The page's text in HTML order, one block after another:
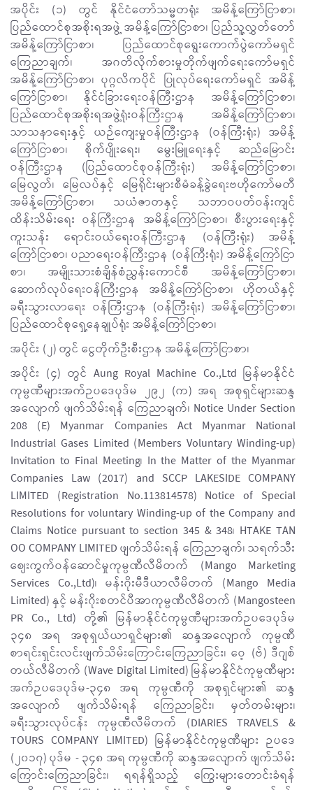
အပိုင်း (၁) တွင် နိုင်ငံတော်သမ္မတရုံး အမိန့်ကြော်ငြာစာ၊
ပြည်ထောင်စုအစိုးရအဖွဲ့ အမိန့်ကြော်ငြာစာ၊ ပြည်သူ့လွှတ်တော်
အမိန့်ကြော်ငြာစာ၊ ပြည်ထောင်စုရွေးကောက်ပွဲကော်မရှင်
ကြေညာချက်၊ အဂတိလိုက်စားမှုတိုက်ဖျက်ရေးကော်မရှင်
အမိန့်ကြော်ငြာစာ၊ ပုဂ္ဂလိကပိုင် ပြုလုပ်ရေးကော်မရှင် အမိန့်
ကြော်ငြာစာ၊ နိုင်ငံခြားရေးဝန်ကြီးဌာန အမိန့်ကြော်ငြာစာ၊
ပြည်ထောင်စုအစိုးရအဖွဲ့ရုံးဝန်ကြီးဌာန အမိန့်ကြော်ငြာစာ၊
သာသနာရေးနှင့် ယဉ်ကျေးမှုဝန်ကြီးဌာန (ဝန်ကြီးရုံး) အမိန့်
ကြော်ငြာစာ၊ စိုက်ပျိုးရေး၊ မွေးမြူရေးနှင့် ဆည်မြောင်း
ဝန်ကြီးဌာန (ပြည်ထောင်စုဝန်ကြီးရုံး) အမိန့်ကြော်ငြာစာ၊
မြေလွတ်၊ မြေလပ်နှင့် မြေရိုင်းများစီမံခန့်ခွဲရေးဗဟိုကော်မတီ
အမိန့်ကြော်ငြာစာ၊ သယံဇာတနှင့် သဘာဝပတ်ဝန်းကျင်
ထိန်းသိမ်းရေး ဝန်ကြီးဌာန အမိန့်ကြော်ငြာစာ၊ စီးပွားရေးနှင့်
ကူးသန်း ရောင်းဝယ်ရေးဝန်ကြီးဌာန (ဝန်ကြီးရုံး) အမိန့်
ကြော်ငြာစာ၊ ပညာရေးဝန်ကြီးဌာန (ဝန်ကြီးရုံး) အမိန့်ကြော်ငြာ
စာ၊ အမျိုးသားစံချိန်စံညွှန်းကောင်စီ အမိန့်ကြော်ငြာစာ၊
ဆောက်လုပ်ရေးဝန်ကြီးဌာန အမိန့်ကြော်ငြာစာ၊ ဟိုတယ်နှင့်
ခရီးသွားလာရေး ဝန်ကြီးဌာန (ဝန်ကြီးရုံး) အမိန့်ကြော်ငြာစာ၊
ပြည်ထောင်စုရှေ့နေချုပ်ရုံး အမိန့်ကြော်ငြာစာ၊
အပိုင်း (၂) တွင် ငွေတိုက်ဦးစီးဌာန အမိန့်ကြော်ငြာစာ၊
အပိုင်း (၄) တွင် Aung Royal Machine Co.,Ltd မြန်မာနိုင်ငံ
ကုမ္ပဏီများအက်ဉပဒေပုဒ်မ ၂၉၂ (က) အရ အစုရှင်များဆန္ဒ
အလျောက် ဖျက်သိမ်းရန် ကြေညာချက်၊ Notice Under Section
208 (E) Myanmar Companies Act Myanmar National
Industrial Gases Limited (Members Voluntary Winding-up)
Invitation to Final Meeting၊ In the Matter of the Myanmar
Companies Law (2017) and SCCP LAKESIDE COMPANY
LIMITED (Registration No.113814578) Notice of Special
Resolutions for voluntary Winding-up of the Company and
Claims Notice pursuant to section 345 & 348၊ HTAKE TAN
OO COMPANY LIMITED ဖျက်သိမ်းရန် ကြေညာချက်၊ သရက်သီး
ဈေးကွက်ဝန်ဆောင်မှုကုမ္ပဏီလီမိတက် (Mango Marketing
Services Co.,Ltd)၊ မန်းဂိုးမီဒီယာလီမိတက် (Mango Media
Limited) နှင့် မန်းဂိုးစတင်ပီအာကုမ္ပဏီလီမိတက် (Mangosteen
PR Co., Ltd) တို့၏ မြန်မာနိုင်ငံကုမ္ပဏီများအက်ဉပဒေပုဒ်မ
၃၄၈ အရ အစုရှယ်ယာရှင်များ၏ ဆန္ဒအလျောက် ကုမ္ပဏီ
စာရင်းရှင်းလင်းဖျက်သိမ်းကြောင်းကြေညာခြင်း၊ ဝေ့ (ဗ်) ဒီဂျစ်
တယ်လီမိတက် (Wave Digital Limited) မြန်မာနိုင်ငံကုမ္ပဏီများ
အက်ဉပဒေပုဒ်မ-၃၄၈ အရ ကုမ္ပဏီကို အစုရှင်များ၏ ဆန္ဒ
အလျောက် ဖျက်သိမ်းရန် ကြေညာခြင်း၊ မှတ်တမ်းများ၊
ခရီးသွားလုပ်ငန်း ကုမ္ပဏီလီမိတက် (DIARIES TRAVELS &
TOURS COMPANY LIMITED) မြန်မာနိုင်ငံကုမ္ပဏီများ ဉပဒေ
(၂၀၁၇) ပုဒ်မ - ၃၄၈ အရ ကုမ္ပဏီကို ဆန္ဒအလျောက် ဖျက်သိမ်း
ကြောင်းကြေညာခြင်း၊ ရရန်ရှိသည့် ကြွေးများတောင်းခံရန်